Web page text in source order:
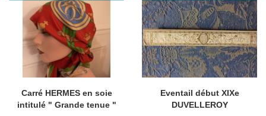
Carré HERMES en soie
intitulé " Grande tenue "
Eventail début XIXe
DUVELLEROY